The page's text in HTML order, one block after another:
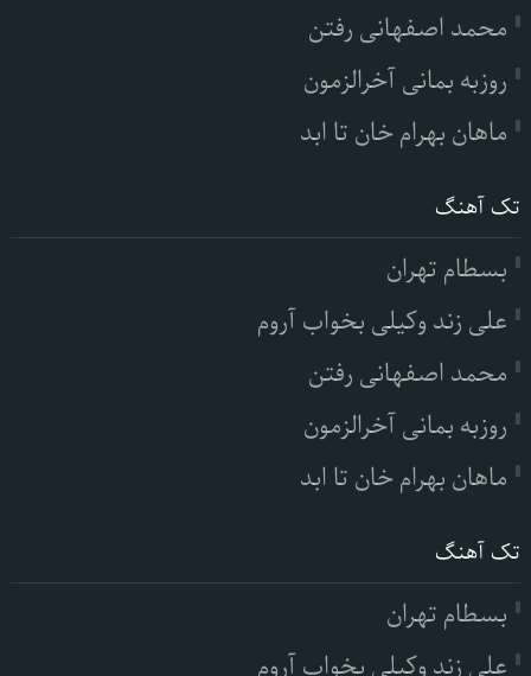
محمد اصفهانی رفتن
روزبه بمانی آخرالزمون
ماهان بهرام خان تا ابد
تک آهنگ
بسطام تهران
علی زند وکیلی بخواب آروم
محمد اصفهانی رفتن
روزبه بمانی آخرالزمون
ماهان بهرام خان تا ابد
تک آهنگ
بسطام تهران
علی زند وکیلی بخواب آروم